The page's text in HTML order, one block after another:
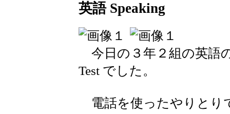
英語 Speaking
今日の３年２組の英語
Test でした。
電話を使ったやりとり